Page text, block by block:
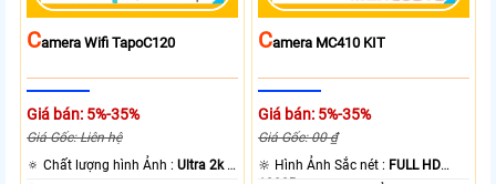
CAmera Wifi TapoC120
Giá bán: 5%-35%
Giá Gốc: Liên hệ
🔅 Chất lượng hình Ảnh :Ultra 2k +
CAmera MC410 KIT
Giá bán: 5%-35%
Giá Gốc: 00 ₫
🔆 Hình Ảnh Sắc nét : FULL HD